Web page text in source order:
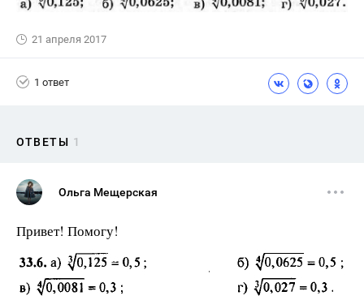
21 апреля 2017
1 ответ
ОТВЕТЫ 1
Ольга Мещерская
Привет! Помогу!